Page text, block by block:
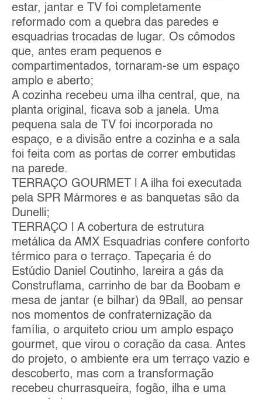
estar, jantar e TV foi completamente
reformado com a quebra das paredes e
esquadrias trocadas de lugar. Os cômodos
que, antes eram pequenos e
compartimentados, tornaram-se um espaço
amplo e aberto;
A cozinha recebeu uma ilha central, que, na
planta original, ficava sob a janela. Uma
pequena sala de TV foi incorporada no
espaço, e a divisão entre a cozinha e a sala
foi feita com as portas de correr embutidas
na parede.
TERRAÇO GOURMET | A ilha foi executada
pela SPR Mármores e as banquetas são da
Dunelli;
TERRAÇO | A cobertura de estrutura
metálica da AMX Esquadrias confere conforto
térmico para o terraço. Tapeçaria é do
Estúdio Daniel Coutinho, lareira a gás da
Construflama, carrinho de bar da Boobam e
mesa de jantar (e bilhar) da 9Ball, ao pensar
nos momentos de confraternização da
família, o arquiteto criou um amplo espaço
gourmet, que virou o coração da casa. Antes
do projeto, o ambiente era um terraço vazio e
descoberto, mas com a transformação
recebeu churrasqueira, fogão, ilha e uma